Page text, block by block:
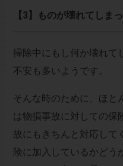
【3】ものが壊れてしま
掃除中にもし何か壊れて
不安も多いようです。
そんな時のために、ほと
は物損事故に対しての保
故にもきちんと対応して
険に加入しているかどう